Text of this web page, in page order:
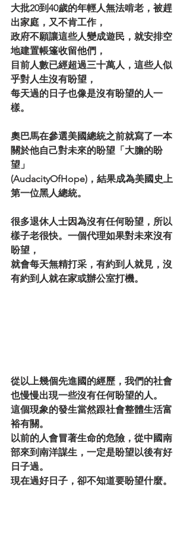
大批20到40歲的年輕人無法啃老，被趕
出家庭，又不肯工作，
政府不願讓這些人變成遊民，就安排空
地建置帳篷收留他們，
目前人數已經超過三十萬人，這些人似
乎對人生沒有盼望，
每天過的日子也像是沒有盼望的人一
樣。
奧巴馬在參選美國總統之前就寫了一本
關於他自己對未來的盼望「大膽的盼
望」
(AudacityOfHope)，結果成為美國史上
第一位黑人總統。
很多退休人士因為沒有任何盼望，所以
樣子老很快。一個代理如果對未來沒有
盼望，
就會每天無精打采，有約到人就見，沒
有約到人就在家或辦公室打機。
從以上幾個先進國的經歷，我們的社會
也慢慢出現一些沒有任何盼望的人。
這個現象的發生當然跟社會整體生活富
裕有關。
以前的人會冒著生命的危險，從中國南
部來到南洋謀生，一定是盼望以後有好
日子過。
現在過好日子，卻不知道要盼望什麼。